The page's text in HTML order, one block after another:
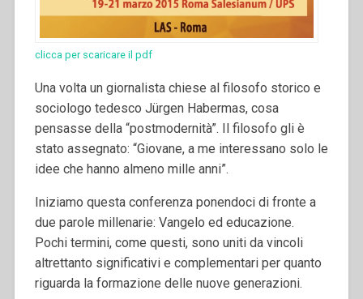
clicca per scaricare il pdf
Una volta un giornalista chiese al filosofo storico e
sociologo tedesco Jürgen Habermas, cosa
pensasse della “postmodernità”. Il filosofo gli è
stato assegnato: “Giovane, a me interessano solo le
idee che hanno almeno mille anni”.
Iniziamo questa conferenza ponendoci di fronte a
due parole millenarie: Vangelo ed educazione.
Pochi termini, come questi, sono uniti da vincoli
altrettanto significativi e complementari per quanto
riguarda la formazione delle nuove generazioni.